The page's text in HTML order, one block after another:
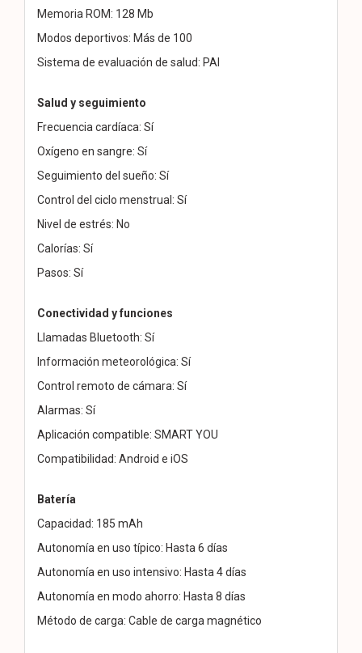
Memoria ROM: 128 Mb
Modos deportivos: Más de 100
Sistema de evaluación de salud: PAI
Salud y seguimiento
Frecuencia cardíaca: Sí
Oxígeno en sangre: Sí
Seguimiento del sueño: Sí
Control del ciclo menstrual: Sí
Nivel de estrés: No
Calorías: Sí
Pasos: Sí
Conectividad y funciones
Llamadas Bluetooth: Sí
Información meteorológica: Sí
Control remoto de cámara: Sí
Alarmas: Sí
Aplicación compatible: SMART YOU
Compatibilidad: Android e iOS
Batería
Capacidad: 185 mAh
Autonomía en uso típico: Hasta 6 días
Autonomía en uso intensivo: Hasta 4 días
Autonomía en modo ahorro: Hasta 8 días
Método de carga: Cable de carga magnético